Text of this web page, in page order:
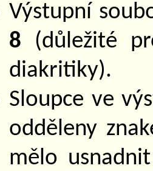
Výstupní
8 (důležité
diakritiky).
Sloupce ve
odděleny
mělo